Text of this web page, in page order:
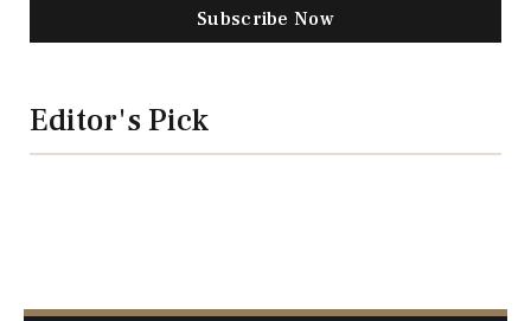
Subscribe Now
Editor's Pick